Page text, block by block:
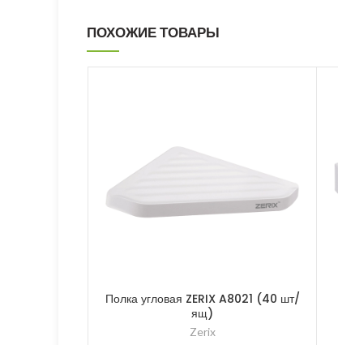
ПОХОЖИЕ ТОВАРЫ
Полка угловая ZERIX A8021 (40 шт/
ящ)
Zerix